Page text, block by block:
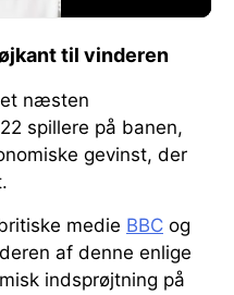
til vinderen
næsten
spillere på banen,
gevinst, der
medie BBC og
af denne enlige
indsprøjtning på